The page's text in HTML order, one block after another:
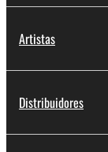
Artistas
Distribuidores